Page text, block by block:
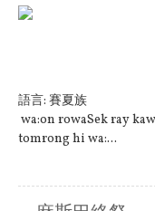
語言: 賽夏族
wa:on rowaSek ray
tomrong hi wa:...